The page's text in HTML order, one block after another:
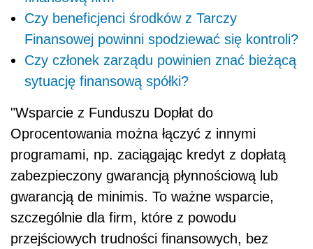
Czy beneficjenci środków z Tarczy
Finansowej powinni spodziewać się kontroli?
Czy członek zarządu powinien znać bieżącą
sytuację finansową spółki?
"Wsparcie z Funduszu Dopłat do
Oprocentowania można łączyć z innymi
programami, np. zaciągając kredyt z dopłatą
zabezpieczony gwarancją płynnościową lub
gwarancją de minimis. To ważne wsparcie,
szczególnie dla firm, które z powodu
przejściowych trudności finansowych, bez